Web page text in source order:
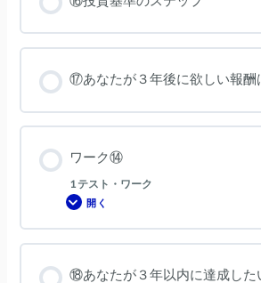
⑰あなたが３年後に欲しい報酬
ワーク⑭
1 テスト・ワーク
開く
ワ
ク
⑭
⑱あなたが３年以内に達成した